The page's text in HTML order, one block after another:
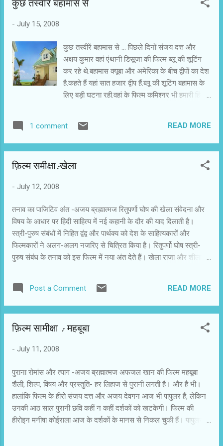
कुछ तस्वीरें बहामास से
- July 15, 2008
कुछ तस्वीरें बहामास से ... पिछले दिनों संजय दत्त और
अक्षय कुमार वहां एंथानी डिसूजा की फिल्म ब्लू की शूटिंग
कर रहे थे.बहामास क्यूबा और अमेरिका के बीच द्वीपों का देश
है.कहते हैं यहां सात हजार द्वीप हैं.ब्लू की शूटिंग बहामास के
लिए बड़ी घटना रही.वहां के फिल्म कमिश्नर भी हमारी हिंदी
1 comment READ MORE
फ़िल्म समीक्षा:खेला
- July 12, 2008
तनाव का पाजिटिव अंत -अजय ब्रह्मात्मज रितुपर्णो घोष की खेला संवेदना और
विषय के आधार पर हिंदी साहित्य में नई कहानी के दौर की याद दिलाती है।
स्त्री-पुरुष संबंधों में निहित द्वंद्व और पार्थक्य को देश के साहित्यकारों और
फिल्मकारों ने अलग-अलग नजरिए से चित्रित किया है। रितुपर्णो घोष स्त्री-
पुरुष संबंध के तनाव को इस फिल्म में नया अंत देते हैं। खेला राजा और शीला की
समझौता नहीं करना चाहता। राजा फिल्म बनाने के सपने में इस कदर लिप्त और
व्यस्त रहता है कि वह शीला के लिए पर्याप्त समय नहीं निकाल पाता। शीला की
सोच गृहिणी की है। वह राजा को गृहस्थी की चिंताओं में भी देखना चाहती है।
है। उधर शीला अपने एकाकीपन से त्रस्त होकर राजा के पास अलगाव के
रही फिल्मों की तरह कथित नारीवाद का नारा नहीं लगाया है और न पुरुष को
रहने का फैसला करते हैं औ...
Post a Comment READ MORE
फ़िल्म सामीक्षा : महबूबा
- July 11, 2008
पुराना रोमांस और त्याग -अजय ब्रह्मात्मज अफजल खान की फिल्म महबूबा
शैली, शिल्प, विषय और प्रस्तुति- हर लिहाज से पुरानी लगती है। और है भी।
हालांकि फिल्म के हीरो संजय दत्त और अजय देवगन आज भी पापुलर हैं, लेकिन
उनकी आठ साल पुरानी छवि कहीं न कहीं दर्शकों को खटकेगी। फिल्म की
हीरोइन मनीषा कोईराला आज के दर्शकों के मानस से निकल चुकी हैं। पापुलर